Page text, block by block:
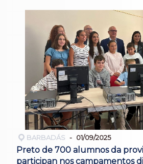
BARBADÁS 01/09/2025
Preto de 700 alumnos da
participan nos campamentos